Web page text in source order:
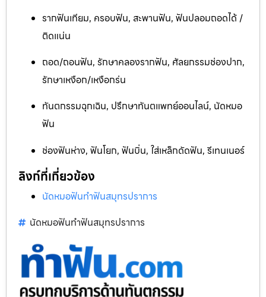
รากฟันเทียม, ครอบฟัน, สะพานฟัน, ฟันปลอมถอดได้ /
ติดแน่น
ถอด/ถอนฟัน, รักษาคลองรากฟัน, ศัลยกรรมช่องปาก,
รักษาเหงือก/เหงือกร่น
ทันตกรรมฉุกเฉิน, ปรึกษาทันตแพทย์ออนไลน์, นัดหมอ
ฟัน
ช่องฟันห่าง, ฟันโยก, ฟันบิ่น, ใส่เหล็กดัดฟัน, รีเทนเนอร์
ลิงก์ที่เกี่ยวข้อง
นัดหมอฟันทำฟันสมุทรปราการ
นัดหมอฟันทำฟันสมุทรปราการ